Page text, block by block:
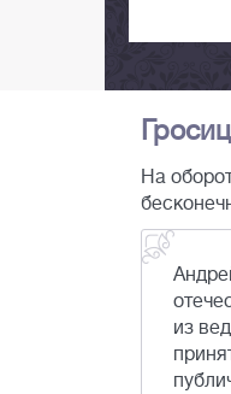
На
из